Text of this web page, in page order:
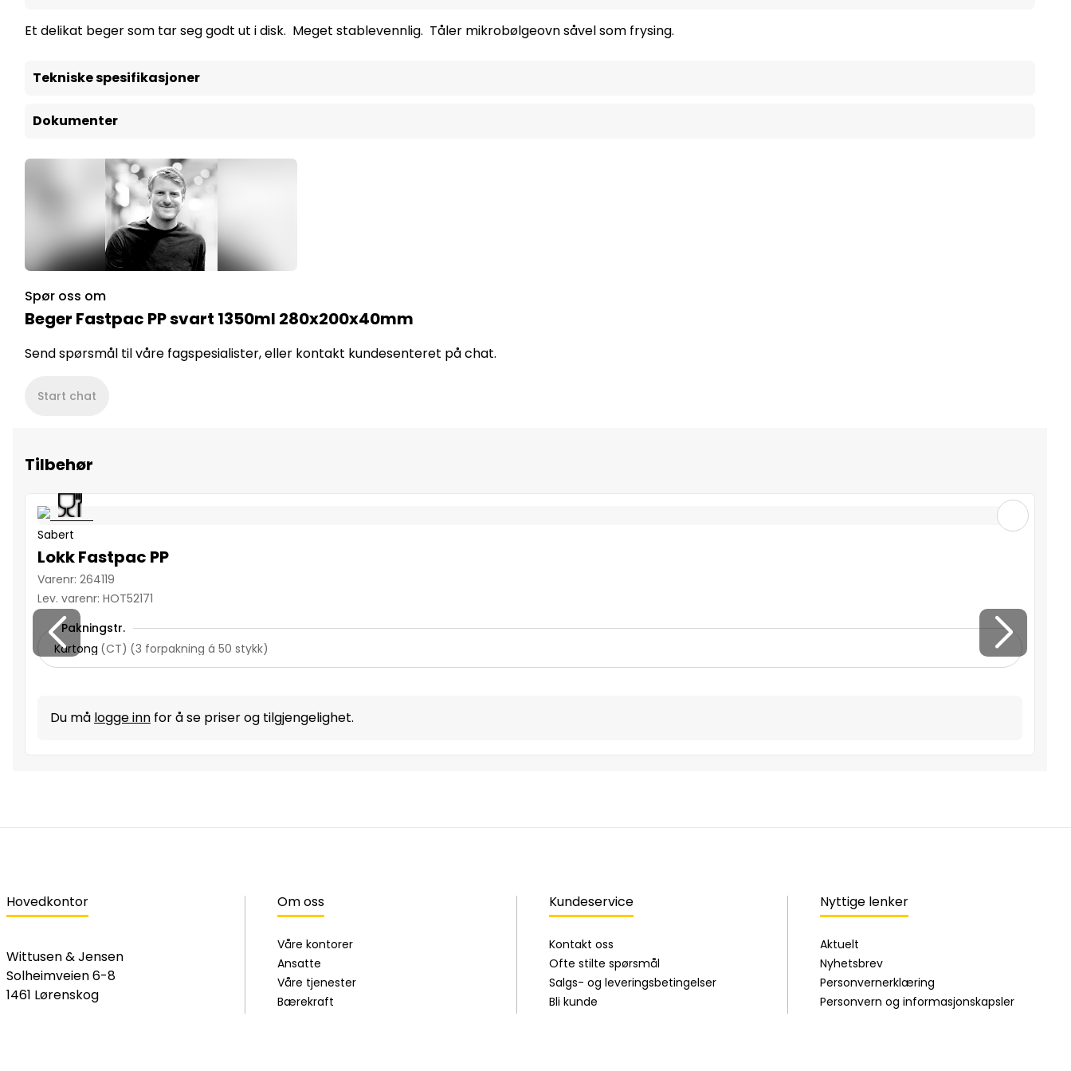
Et delikat beger som tar seg godt ut i disk. Meget stablevennlig. Tåler mikrobølgeovn såvel som frysing.
Tekniske spesifikasjoner
Dokumenter
Spør oss om
Beger Fastpac PP svart 1350ml 280x200x40mm
Send spørsmål til våre fagspesialister, eller kontakt kundesenteret på chat.
Start chat
Tilbehør
Sabert
Lokk Fastpac PP
Varenr: 264119
Lev. varenr: HOT52171
Pakningstr.
Kartong (CT) (3 forpakning á 50 stykk)
Du må logge inn for å se priser og tilgjengelighet.
Hovedkontor
Wittusen & Jensen
Solheimveien 6-8
1461 Lørenskog
Om oss
Våre kontorer
Ansatte
Våre tjenester
Bærekraft
Kundeservice
Kontakt oss
Ofte stilte spørsmål
Salgs- og leveringsbetingelser
Bli kunde
Nyttige lenker
Aktuelt
Nyhetsbrev
Personvernerklæring
Personvern og informasjonskapsler